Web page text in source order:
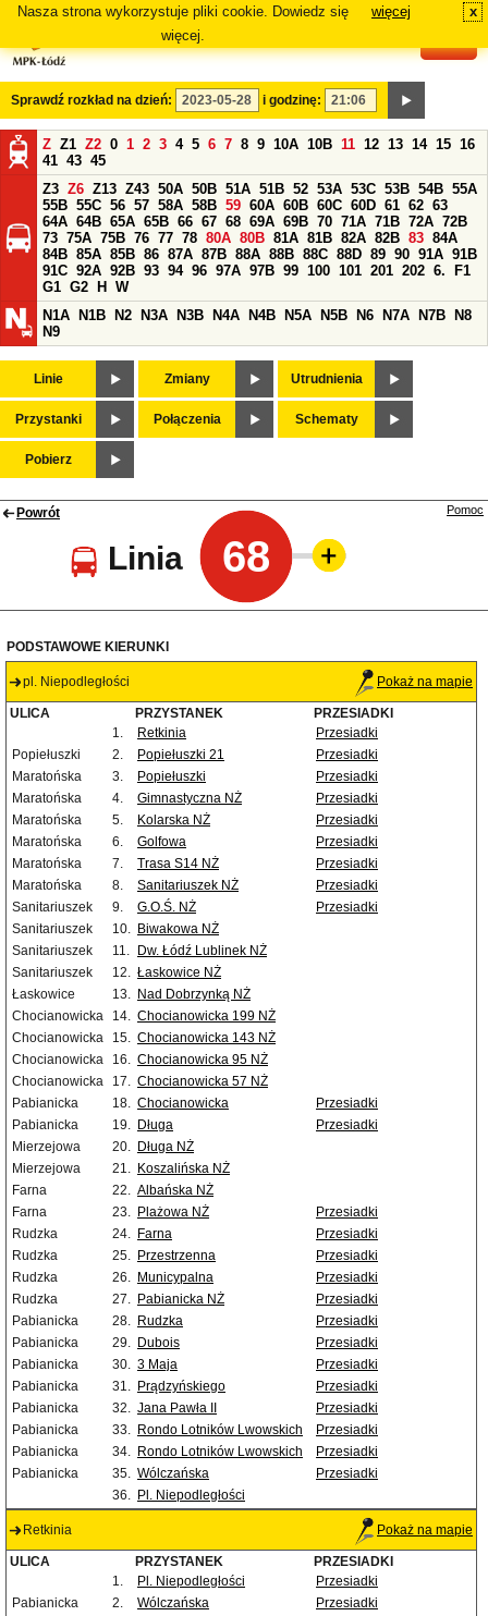
Nasza strona wykorzystuje pliki cookie. Dowiedz się
więcej.
więcej x
Sprawdź rozkład na dzień: i godzinę:
Z Z1 Z2 0 1 2 3 4 5 6 7 8 9 10A 10B 11 12 13 14 15 16
41 43 45
Z3 Z6 Z13 Z43 50A 50B 51A 51B 52 53A 53C 53B 54B 55A
55B 55C 56 57 58A 58B 59 60A 60B 60C 60D 61 62 63
64A 64B 65A 65B 66 67 68 69A 69B 70 71A 71B 72A 72B
73 75A 75B 76 77 78 80A 80B 81A 81B 82A 82B 83 84A
84B 85A 85B 86 87A 87B 88A 88B 88C 88D 89 90 91A 91B
91C 92A 92B 93 94 96 97A 97B 99 100 101 201 202 6.
F1
G1 G2 H
W
N1A
N1B N2 N3A N3B N4A N4B N5A N5B N6 N7A N7B
N8
N9
Linie Zmiany Utrudnienia
Przystanki Połączenia Schematy
Pobierz
Powrót
Linia 68
Pomoc
PODSTAWOWE KIERUNKI
pl. Niepodległości Pokaż na mapie
ULICA PRZYSTANEK
PRZESIADKI
1.
Retkinia
Przesiadki
Popiełuszki
2. Popiełuszki 21
Przesiadki
Maratońska
3. Popiełuszki
Przesiadki
Maratońska
4. Gimnastyczna NŻ
Przesiadki
Maratońska
5. Kolarska NŻ
Przesiadki
Maratońska
6. Golfowa
Przesiadki
Maratońska
7. Trasa S14 NŻ
Przesiadki
Maratońska
8. Sanitariuszek NŻ
Przesiadki
Sanitariuszek
9. G.O.Ś. NŻ
Przesiadki
Sanitariuszek
10. Biwakowa NŻ
Sanitariuszek
11.
Dw. Łódź Lublinek NŻ
Sanitariuszek
12. Łaskowice NŻ
Łaskowice
13. Nad Dobrzynką NŻ
Chocianowicka
14. Chocianowicka 199 NŻ
Chocianowicka
15. Chocianowicka 143 NŻ
Chocianowicka
16. Chocianowicka 95 NŻ
Chocianowicka
17. Chocianowicka 57 NŻ
Pabianicka
18. Chocianowicka
Przesiadki
Pabianicka
19. Długa
Przesiadki
Mierzejowa
20. Długa NŻ
Mierzejowa
21. Koszalińska NŻ
Farna
22. Albańska NŻ
Farna
23. Plażowa NŻ
Przesiadki
Rudzka
24. Farna
Przesiadki
Rudzka
25. Przestrzenna
Przesiadki
Rudzka
26. Municypalna
Przesiadki
Rudzka
27. Pabianicka NŻ
Przesiadki
Pabianicka
28. Rudzka
Przesiadki
Pabianicka
29. Dubois
Przesiadki
Pabianicka
30. 3 Maja
Przesiadki
Pabianicka
31. Prądzyńskiego
Przesiadki
Pabianicka
32. Jana Pawła II
Przesiadki
Pabianicka
33. Rondo Lotników Lwowskich
Przesiadki
Pabianicka
34. Rondo Lotników Lwowskich
Przesiadki
Pabianicka
35. Wólczańska
Przesiadki
36. Pl. Niepodległości
Retkinia Pokaż na mapie
ULICA PRZYSTANEK
PRZESIADKI
1.
Pl. Niepodległości
Przesiadki
Pabianicka
2. Wólczańska
Przesiadki